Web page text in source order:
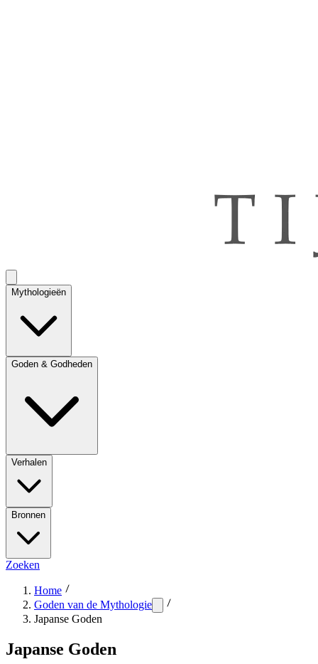
Mythologieën
Goden & Godheden
Verhalen
Bronnen
Zoeken
Home
Goden van de Mythologie
Japanse Goden
Japanse Goden